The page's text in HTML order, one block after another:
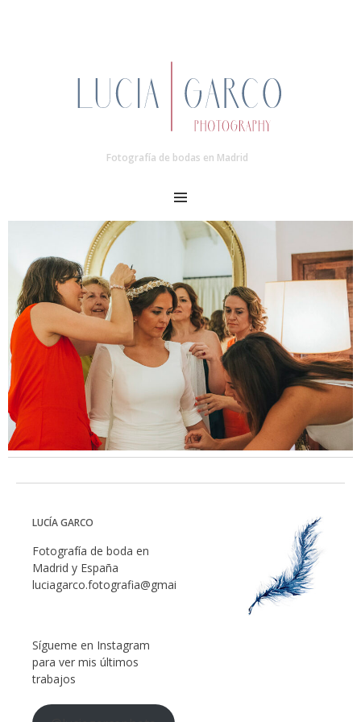
Fotografía de bodas en Madrid
MENU
LUCÍA GARCO
Fotografía de boda en
Madrid y España
luciagarco.fotografia@gmail.com
Sígueme en Instagram
para ver mis últimos
trabajos